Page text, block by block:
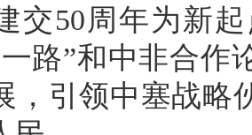
交50周年为新
路”和中非合作
，引领中塞战略